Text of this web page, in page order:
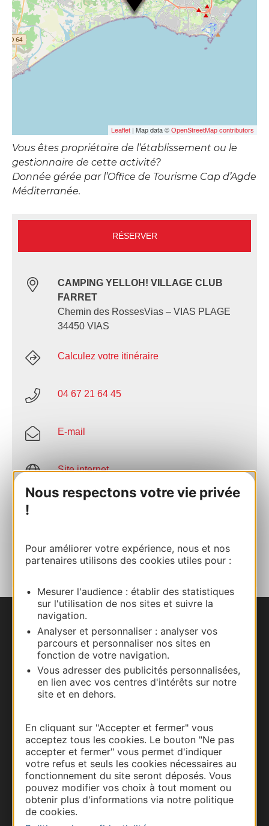
Nous respectons votre vie privée
!
Pour améliorer votre expérience, nous et nos
partenaires utilisons des cookies utiles pour :
Mesurer l'audience : établir des statistiques
sur l'utilisation de nos sites et suivre la
navigation.
Analyser et personnaliser : analyser vos
parcours et personnaliser nos sites en
fonction de votre navigation.
Vous adresser des publicités personnalisées,
en lien avec vos centres d'intérêts sur notre
site et en dehors.
En cliquant sur "Accepter et fermer" vous
acceptez tous les cookies. Le bouton "Ne pas
accepter et fermer" vous permet d'indiquer
votre refus et seuls les cookies nécessaires au
fonctionnement du site seront déposés. Vous
pouvez modifier vos choix à tout moment ou
obtenir plus d'informations via notre politique
de cookies.
Leaflet | Map data © OpenStreetMap contributors
Vous êtes propriétaire de l’établissement ou le
gestionnaire de cette activité?
Donnée gérée par l’Office de Tourisme Cap d’Agde
Méditerranée.
RÉSERVER
CAMPING YELLOH! VILLAGE CLUB
FARRET
Chemin des RossesVias – VIAS PLAGE
34450 VIAS
Calculez votre itinéraire
04 67 21 64 45
E-mail
Site internet
AJOUTER
AU CARNET
Nous contacter
Carte interactive
Documentation